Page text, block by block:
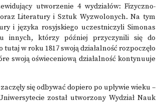
utworzenie 4 wydziałów: Fizyczno-
Literatury i Sztuk Wyzwolonych. Na tym
i języka rosyjskiego uczestniczyli Simonas
innych, którzy później przyczynili się do
w roku 1817 swoją działalność rozpoczęło
swoją oświeceniową działalność kontynuuje
się odbywać dopiero po upływie wieku –
został utworzony Wydział Nauk